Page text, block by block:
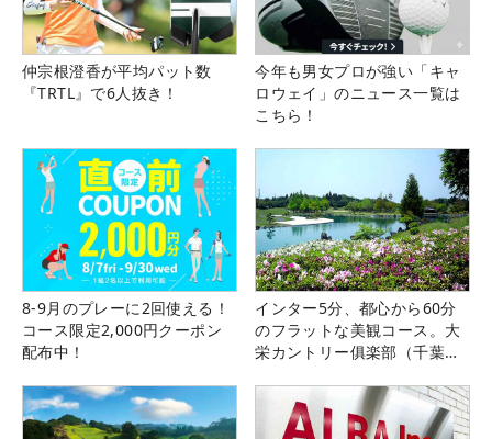
仲宗根澄香が平均パット数
『TRTL』で6人抜き！
今年も男女プロが強い「キャ
ロウェイ」のニュース一覧は
こちら！
8-9月のプレーに2回使える！
コース限定2,000円クーポン
配布中！
インター5分、都心から60分
のフラットな美観コース。大
栄カントリー俱楽部（千葉